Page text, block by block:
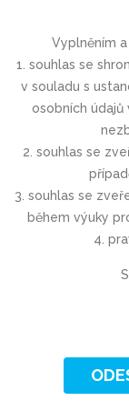
Vyplněním
1. souhlas se
v souladu s
osobních údajů
2. souhlas se
3. souhlas se
během výuky
4.